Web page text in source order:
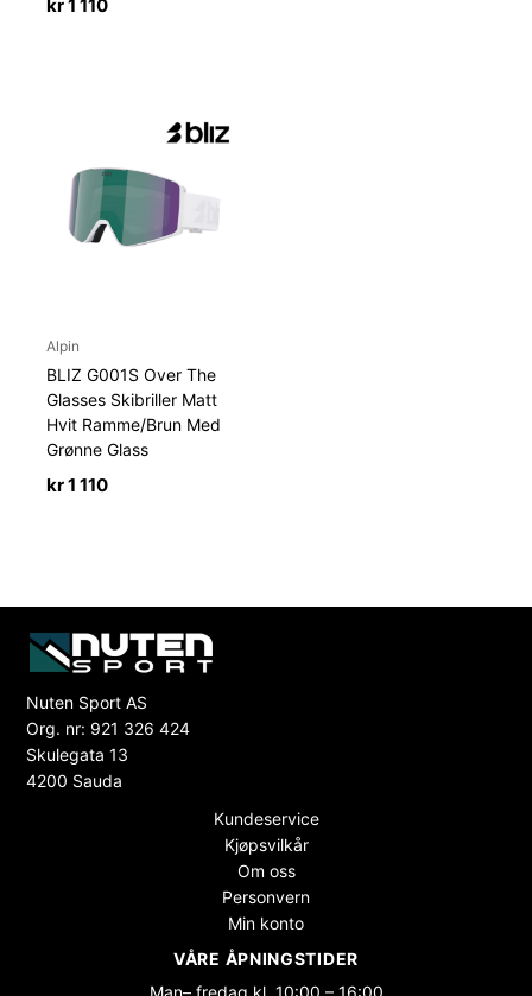
kr1 110
Alpin
BLIZ G001S Over The
Glasses Skibriller Matt
Hvit Ramme/Brun Med
Grønne Glass
kr1 110
Nuten Sport AS
Org. nr: 921 326 424
Skulegata 13
4200 Sauda
Kundeservice
Kjøpsvilkår
Om oss
Personvern
Min konto
VÅRE ÅPNINGSTIDER
Man– fredag kl. 10:00 – 16:00